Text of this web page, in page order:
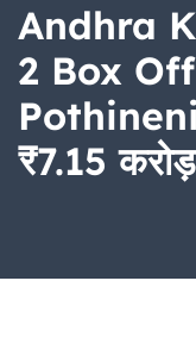
Andhra
2 Box
Pothineni
₹7.15